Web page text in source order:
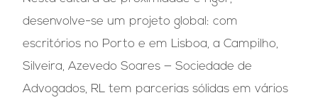
desenvolve-se um projeto global: com
escritórios no Porto e em Lisboa, a Campilho,
Silveira, Azevedo Soares — Sociedade de
Advogados, RL tem parcerias sólidas em vários